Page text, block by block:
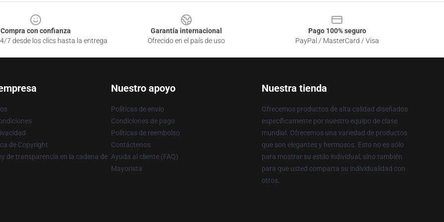
Compra con confianza
7 desde los clics hasta la entrega
Garantía internacional
Ofrecido en el país de uso
Pago 100% seguro
PayPal / MasterCard / Visa
de Copyright
de transparencia en la cadena de
Nuestro apoyo
Políticas de envío
Condiciones de pago
Políticas de reembolso
Contáctenos
Ayuda al cliente (FAQ)
Mayorista
Nuestra tienda
Ofrecemos productos de alta calidad diseñados
específicamente por nuestro equipo de clase
mundial. Ofrecemos una variedad de productos
que son elegantes y hermosos. Esto no es sólo
para mostrar su estilo individual, sino también
para que usted comparta su individualidad con
otros.